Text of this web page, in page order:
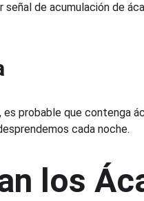
de acumulación de
probable que contenga
cada noche.
los